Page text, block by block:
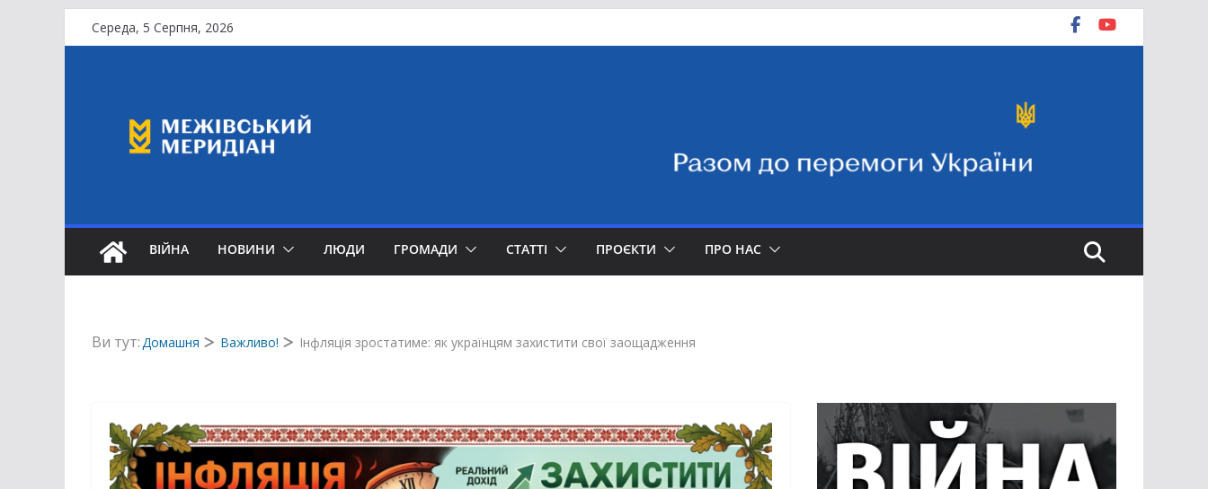
Перейти
до
Середа, 5 Серпня, 2026
ВІЙНА НОВИНИ ЛЮДИ ГРОМАДИ СТАТТІ ПРОЄКТИ ПРО НАС
Ви тут:Домашня Важливо! Інфляція зростатиме: як українцям захистити свої заощадження